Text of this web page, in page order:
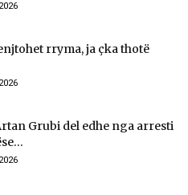
rryma, ja çka thotë
Grubi del edhe nga arresti